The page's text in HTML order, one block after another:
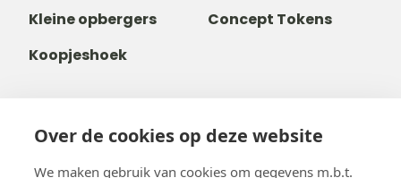
Over de cookies op deze website
We maken gebruik van cookies om gegevens m.b.t.
Kleine opbergers
Concept Tokens
Koopjeshoek
+32 14 38 99 00
+32488237146